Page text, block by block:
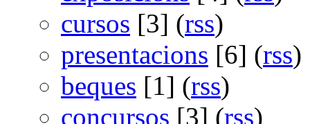
cursos [3] (rss)
presentacions [6] (rss)
beques [1] (rss)
concursos [3] (rss)